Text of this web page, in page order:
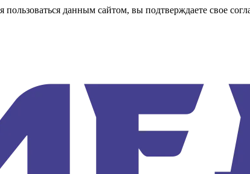
данным сайтом, вы подтверждаете свое